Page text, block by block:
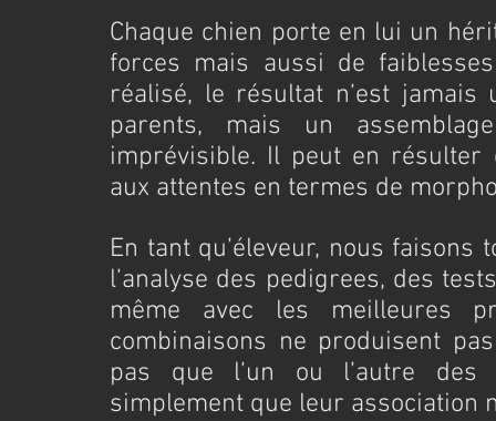
Chaque chien porte en lui un
forces mais aussi de
réalisé, le résultat n’est
parents, mais un
imprévisible. Il peut en
aux attentes en termes de
En tant qu’éleveur, nous
l’analyse des pedigrees, des
même avec les meilleures
combinaisons ne produisent
pas que l’un ou l’autre des
simplement que leur association